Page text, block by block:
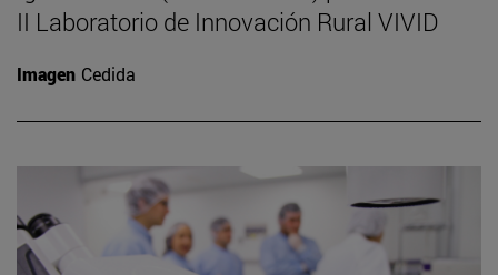
II Laboratorio de Innovación Rural VIVID
Imagen Cedida